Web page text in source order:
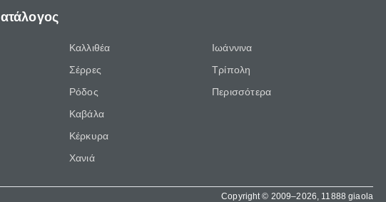
Καλλιθέα
Σέρρες
Ρόδος
Καβάλα
Κέρκυρα
Χανιά
Ιωάννινα
Τρίπολη
Περισσότερα
Copyright © 2009–2026, 11888 giaola